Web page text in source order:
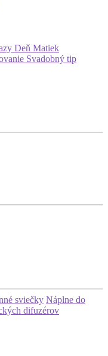
Deň Matiek
Svadobný tip
sviečky Náplne do
difuzérov